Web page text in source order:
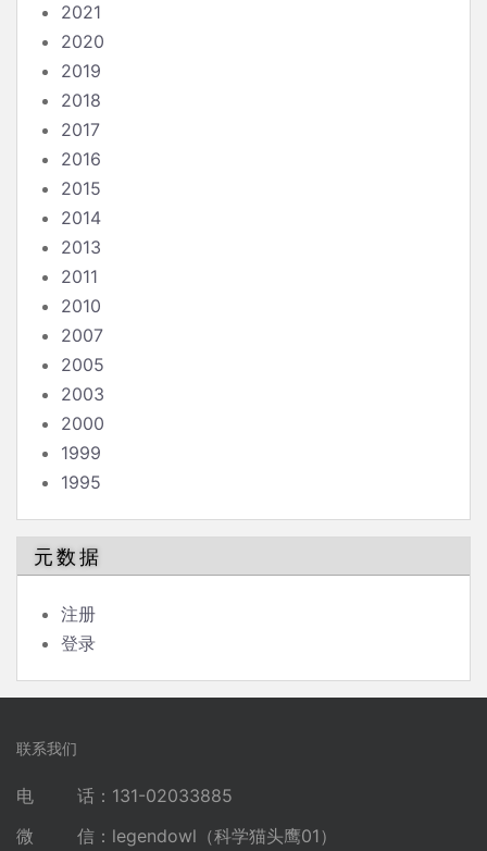
2021
2020
2019
2018
2017
2016
2015
2014
2013
2011
2010
2007
2005
2003
2000
1999
1995
元数据
注册
登录
联系我们
电 话：131-02033885
微 信：legendowl（科学猫头鹰01）